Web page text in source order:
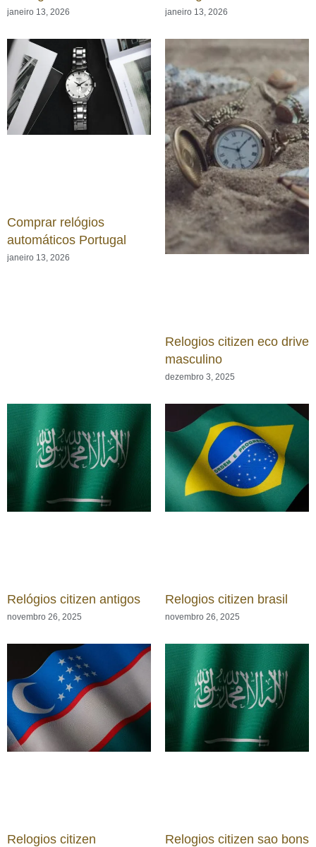
janeiro 13, 2026 janeiro 13, 2026
Comprar relógios
automáticos Portugal
janeiro 13, 2026
Relogios citizen eco drive
masculino
dezembro 3, 2025
Relógios citizen antigos
novembro 26, 2025
Relogios citizen brasil
novembro 26, 2025
Relogios citizen
Relogios citizen sao bons